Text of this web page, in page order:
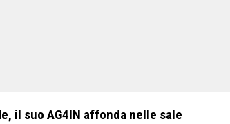
il suo AG4IN affonda nelle sale